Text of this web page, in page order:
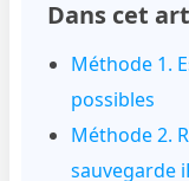
Dans cet
Méthode 1.
possibles
Méthode 2.
sauvegarde